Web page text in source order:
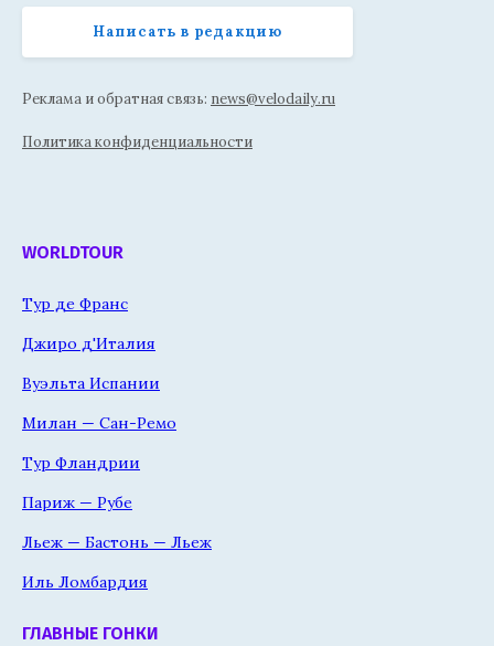
Написать в редакцию
Реклама и обратная связь: news@velodaily.ru
Политика конфиденциальности
WORLDTOUR
Тур де Франс
Джиро д'Италия
Вуэльта Испании
Милан — Сан-Ремо
Тур Фландрии
Париж — Рубе
Льеж — Бастонь — Льеж
Иль Ломбардия
ГЛАВНЫЕ ГОНКИ